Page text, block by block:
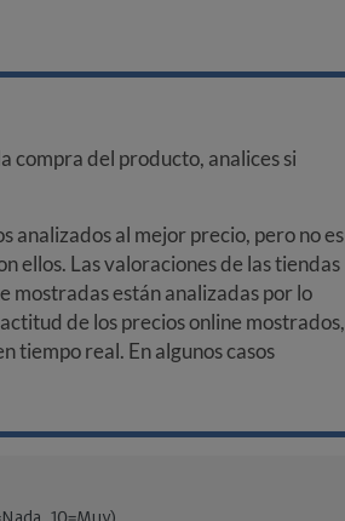
compra del producto, analices si
analizados al mejor precio, pero no es
ellos. Las valoraciones de las tiendas
mostradas están analizadas por lo
de los precios online mostrados,
tiempo real. En algunos casos